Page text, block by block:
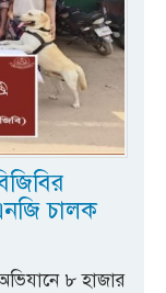
চালক
৮ হাজার